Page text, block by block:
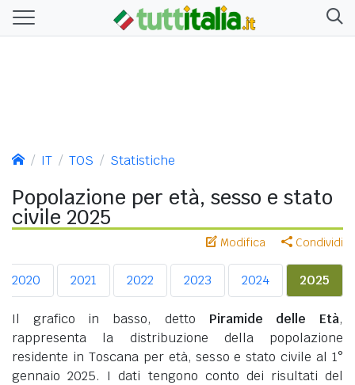
IT TOS Statistiche
Popolazione per età, sesso e stato
civile 2025
Modifica Condividi
2020 2021 2022 2023 2024 2025
Il grafico in basso, detto Piramide delle Età,
rappresenta la distribuzione della popolazione
residente in Toscana per età, sesso e stato civile al 1°
gennaio 2025. I dati tengono conto dei risultati del